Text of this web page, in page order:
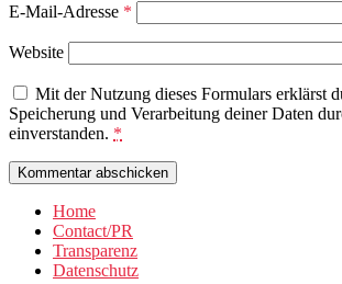
E-Mail-Adresse *
Website
Mit der Nutzung dieses Formulars erklärst
Speicherung und Verarbeitung deiner Daten
einverstanden. *
Home
Contact/PR
Transparenz
Datenschutz